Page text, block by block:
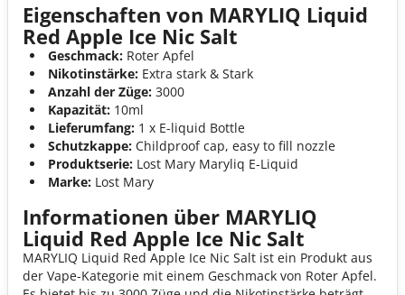
Eigenschaften von MARYLIQ Liquid
Red Apple Ice Nic Salt
Geschmack: Roter Apfel
Nikotinstärke: Extra stark & Stark
Anzahl der Züge: 3000
Kapazität: 10ml
Lieferumfang: 1 x E-liquid Bottle
Schutzkappe: Childproof cap, easy to fill nozzle
Produktserie: Lost Mary Maryliq E-Liquid
Marke: Lost Mary
Informationen über MARYLIQ
Liquid Red Apple Ice Nic Salt
MARYLIQ Liquid Red Apple Ice Nic Salt ist ein Produkt aus
der Vape-Kategorie mit einem Geschmack von Roter Apfel.